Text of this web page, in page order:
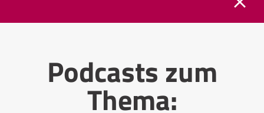
Podcasts zum
Thema: